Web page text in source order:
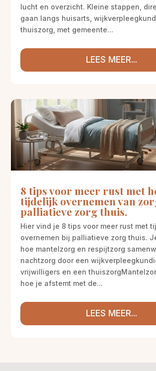
lucht en overzicht. Kleine stappen,
gaan langs huisarts,
thuiszorg, met gemeente...
LEES MEER...
8 tips voor meer rust met
tijdelijk overnemen van
palliatieve zorg thuis.
Hier vind je 8 tips voor meer rust met
overnemen bij palliatieve zorg thuis.
hoe mantelzorg en respijtzorg
nachtzorg door een
vrijwilligers en een
hoe je afstemt met de...
LEES MEER...